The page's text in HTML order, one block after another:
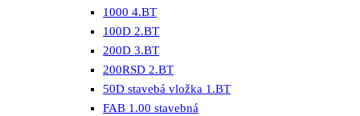
1000 4.BT
100D 2.BT
200D 3.BT
200RSD 2.BT
50D stavebá vložka 1.BT
FAB 1.00 stavebná